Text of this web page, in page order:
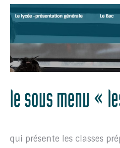
le sous menu «
qui présente les classes